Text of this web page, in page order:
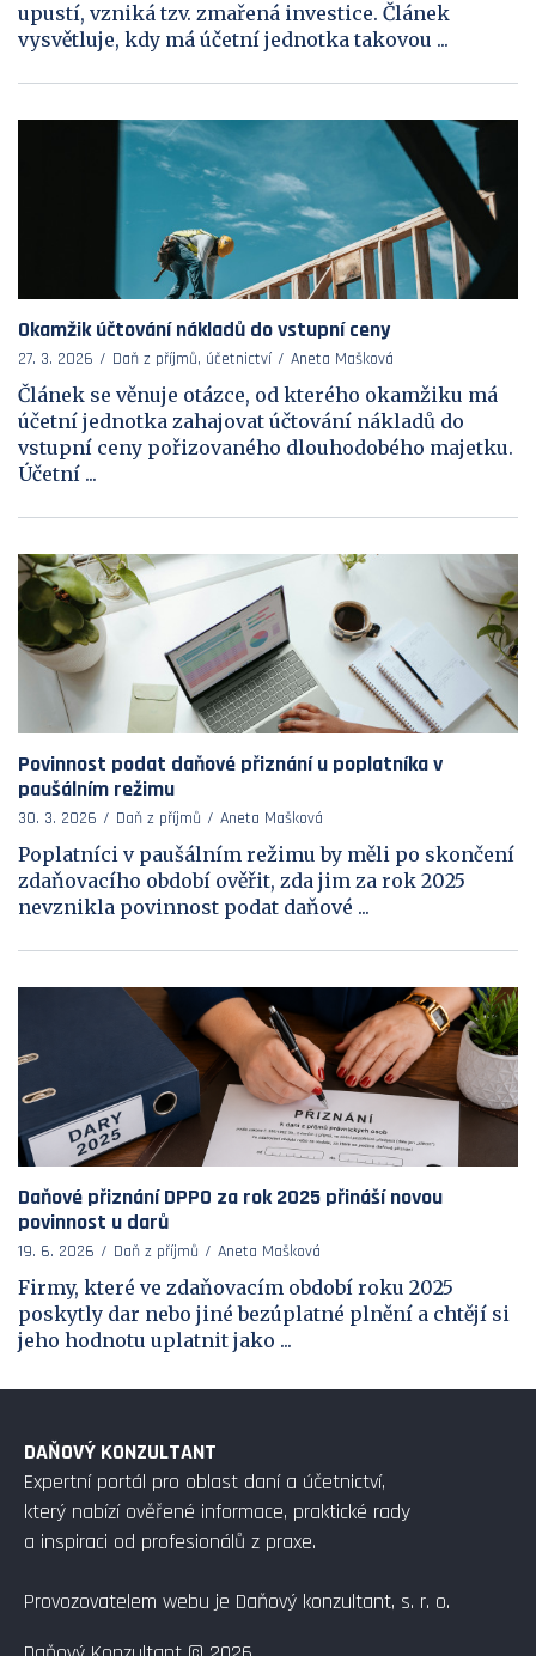
upustí, vzniká tzv. zmařená investice. Článek
vysvětluje, kdy má účetní jednotka takovou ...
Okamžik účtování nákladů do vstupní ceny
27. 3. 2026 Daň z příjmů, účetnictví Aneta Mašková
Článek se věnuje otázce, od kterého okamžiku má
účetní jednotka zahajovat účtování nákladů do
vstupní ceny pořizovaného dlouhodobého majetku.
Účetní ...
Povinnost podat daňové přiznání u poplatníka v
paušálním režimu
30. 3. 2026 Daň z příjmů Aneta Mašková
Poplatníci v paušálním režimu by měli po skončení
zdaňovacího období ověřit, zda jim za rok 2025
nevznikla povinnost podat daňové ...
Daňové přiznání DPPO za rok 2025 přináší novou
povinnost u darů
19. 6. 2026 Daň z příjmů Aneta Mašková
Firmy, které ve zdaňovacím období roku 2025
poskytly dar nebo jiné bezúplatné plnění a chtějí si
jeho hodnotu uplatnit jako ...
DAŇOVÝ KONZULTANT
Expertní portál pro oblast daní a účetnictví,
který nabízí ověřené informace, praktické rady
a inspiraci od profesionálů z praxe.
Provozovatelem webu je Daňový konzultant, s. r. o.